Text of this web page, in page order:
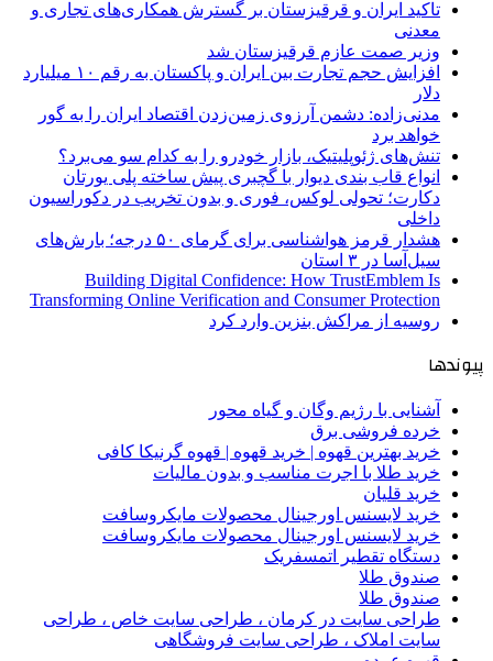
تاکید ایران و قرقیزستان بر گسترش همکاری‌های تجاری و
معدنی
وزیر صمت عازم قرقیزستان شد
افزایش حجم تجارت بین ایران و پاکستان به رقم ۱۰ میلیارد
دلار
مدنی‌زاده: دشمن آرزوی زمین‌زدن اقتصاد ایران را به گور
خواهد برد
تنش‌های ژئوپلیتیک، بازار خودرو را به کدام سو می‌برد؟
انواع قاب بندی دیوار با گچبری پیش ساخته پلی یورتان
دکارت؛ تحولی لوکس، فوری و بدون تخریب در دکوراسیون
داخلی
هشدار قرمز هواشناسی برای گرمای ۵۰ درجه؛ بارش‌های
سیل‌آسا در ۳ استان
Building Digital Confidence: How TrustEmblem Is
Transforming Online Verification and Consumer Protection
روسیه از مراکش بنزین وارد کرد
پیوندها
آشنایی با رژیم وگان و گیاه محور
خرده فروشی برق
خرید بهترین قهوه | خرید قهوه | قهوه گرنیکا کافی
خرید طلا با اجرت مناسب و بدون مالیات
خرید قلیان
خرید لایسنس اورجینال محصولات مایکروسافت
خرید لایسنس اورجینال محصولات مایکروسافت
دستگاه تقطیر اتمسفریک
صندوق طلا
صندوق طلا
طراحی سایت در کرمان ، طراحی سایت خاص ، طراحی
سایت املاک ، طراحی سایت فروشگاهی